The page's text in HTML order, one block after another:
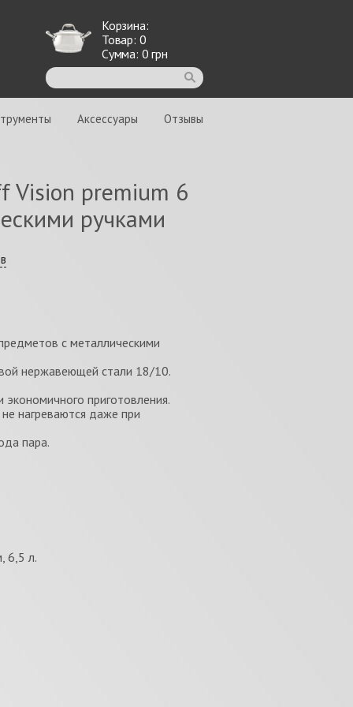
Корзина:
Товар: 0
Сумма: 0 грн
Аксессуары Отзывы
Vision premium 6
ручками
с металлическими
нержавеющей стали 18/10.
приготовления.
нагреваются даже при
пара.
6,5 л.